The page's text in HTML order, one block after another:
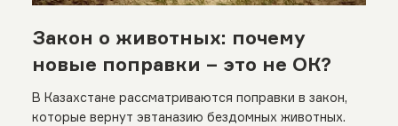
Закон о животных: почему
новые поправки – это не ОК?
В Казахстане рассматриваются поправки в закон,
которые вернут эвтаназию бездомных животных.